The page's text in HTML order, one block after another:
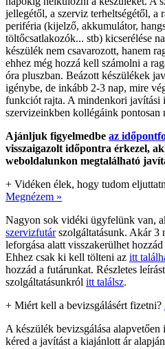
jellegétől, a szerviz terheltségétől, a
periféria (kijelző, akkumulátor,
töltőcsatlakozók... stb) kicserélése
készülék nem csavarozott, hanem
ehhez még hozzá kell számolni a
óra pluszban. Beázott készülékek
igénybe, de inkább 2-3 nap, mire
funkciót rajta. A mindenkori javítási
szervizeinkben kollégáink pontosan
Ajánljuk figyelmedbe az
visszaigazolt időpontra érkezel,
weboldalunkon megtalálható
+ Vidéken élek, hogy tudom
Megnézem »
Nagyon sok vidéki ügyfelünk van,
szervizfutárszolgáltatásunk. Akár 3
leforgása alatt visszakerülhet
Ehhez csak ki kell tölteni az itt
hozzád a futárunkat. Részletes
szolgáltatásunkról itt találsz.
+ Miért kell a bevizsgálásért fizetni?
A készülék bevizsgálása alapvetően
kéred a javítást a kiajánlott ár